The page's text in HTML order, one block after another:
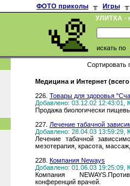
ФОТО приколы ╥ Игры
╥
УЛИТКА -
искать по
Сортировать
Медицина и Интернет
226. Товары для здоровья
Добавлено: 03.12.02 12:43:01,
Продажа биологически
227. Лечение табачной
Добавлено: 28.04.03 13:59:29,
Лечение табачной
мезотерапия, красота,
228. Компания Neways
Добавлено: 01.06.03 19:25:09,
Компания
конференций врачей.